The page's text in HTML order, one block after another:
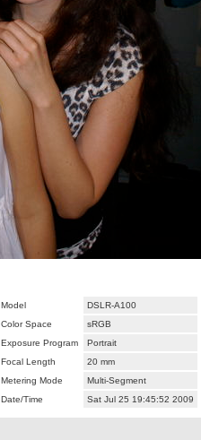
Model
DSLR-A100
Color Space
sRGB
Exposure Program
Portrait
Focal Length
20 mm
Metering Mode
Multi-Segment
Date/Time Sat Jul 25 19:45:52 2009